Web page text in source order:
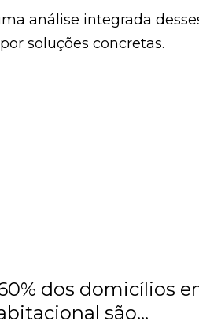
integrada desses
concretas.
dos domicílios em
são...